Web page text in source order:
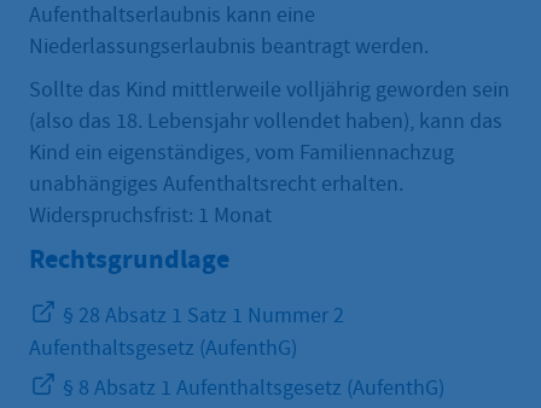
Aufenthaltserlaubnis kann eine
Niederlassungserlaubnis beantragt werden.
Sollte das Kind mittlerweile volljährig geworden sein
(also das 18. Lebensjahr vollendet haben), kann das
Kind ein eigenständiges, vom Familiennachzug
unabhängiges Aufenthaltsrecht erhalten.
Widerspruchsfrist: 1 Monat
Rechtsgrundlage
§ 28 Absatz 1 Satz 1 Nummer 2
Aufenthaltsgesetz (AufenthG)
§ 8 Absatz 1 Aufenthaltsgesetz (AufenthG)